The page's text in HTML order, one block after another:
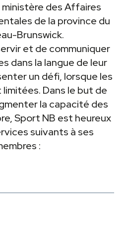
des Affaires
de la province du
Brunswick.
et de communiquer
dans la langue de leur
un défi, lorsque les
Dans le but de
la capacité des
Sport NB est heureux
suivants à ses
: